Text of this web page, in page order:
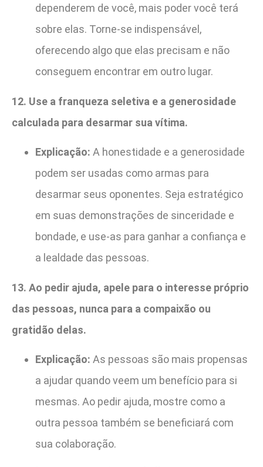
dependerem de você, mais poder você terá
sobre elas. Torne-se indispensável,
oferecendo algo que elas precisam e não
conseguem encontrar em outro lugar.
12. Use a franqueza seletiva e a generosidade
calculada para desarmar sua vítima.
Explicação: A honestidade e a generosidade
podem ser usadas como armas para
desarmar seus oponentes. Seja estratégico
em suas demonstrações de sinceridade e
bondade, e use-as para ganhar a confiança e
a lealdade das pessoas.
13. Ao pedir ajuda, apele para o interesse próprio
das pessoas, nunca para a compaixão ou
gratidão delas.
Explicação: As pessoas são mais propensas
a ajudar quando veem um benefício para si
mesmas. Ao pedir ajuda, mostre como a
outra pessoa também se beneficiará com
sua colaboração.